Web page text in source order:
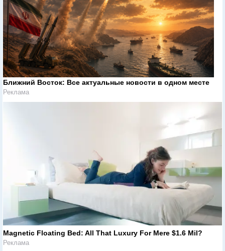
Ближний Восток: Все актуальные новости в одном месте
Реклама
Magnetic Floating Bed: All That Luxury For Mere $1.6 Mil?
Реклама